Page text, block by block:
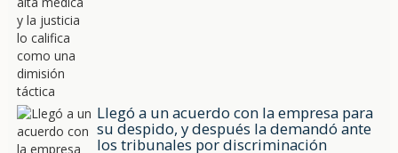
Llegó a un acuerdo con la empresa para
su despido, y después la demandó ante
los tribunales por discriminación